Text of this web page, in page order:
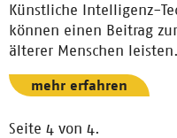
Künstliche Intelligenz-
können einen Beitrag
älterer Menschen leisten.
mehr erfahren
Seite 4 von 4.